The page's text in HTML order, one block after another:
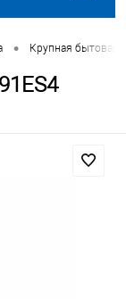
• Крупная бытовая